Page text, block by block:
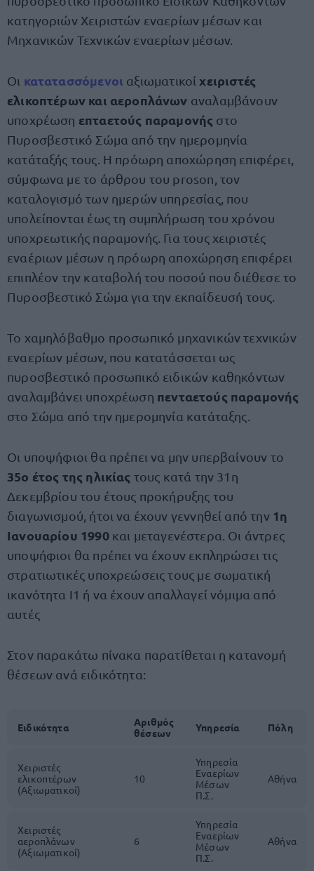
κατηγοριών Χειριστών εναερίων μέσων και
Μηχανικών Τεχνικών εναερίων μέσων.
Οι κατατασσόμενοι αξιωματικοί χειριστές
ελικοπτέρων και αεροπλάνων αναλαμβάνουν
υποχρέωση επταετούς παραμονής στο
Πυροσβεστικό Σώμα από την ημερομηνία
κατάταξής τους. Η πρόωρη αποχώρηση επιφέρει,
σύμφωνα με το άρθρου του proson, τον
καταλογισμό των ημερών υπηρεσίας, που
υπολείπονται έως τη συμπλήρωση του χρόνου
υποχρεωτικής παραμονής. Για τους χειριστές
εναέριων μέσων η πρόωρη αποχώρηση επιφέρει
επιπλέον την καταβολή του ποσού που διέθεσε το
Πυροσβεστικό Σώμα για την εκπαίδευσή τους.
Το χαμηλόβαθμο προσωπικό μηχανικών τεχνικών
εναερίων μέσων, που κατατάσσεται ως
πυροσβεστικό προσωπικό ειδικών καθηκόντων
αναλαμβάνει υποχρέωση πενταετούς παραμονής
στο Σώμα από την ημερομηνία κατάταξης.
Οι υποψήφιοι θα πρέπει να μην υπερβαίνουν το
35ο έτος της ηλικίας τους κατά την 31η
Δεκεμβρίου του έτους προκήρυξης του
διαγωνισμού, ήτοι να έχουν γεννηθεί από την 1η
Ιανουαρίου 1990και μεταγενέστερα. Οι άντρες
υποψήφιοι θα πρέπει να έχουν εκπληρώσει τις
στρατιωτικές υποχρεώσεις τους με σωματική
ικανότητα Ι1 ή να έχουν απαλλαγεί νόμιμα από
αυτές
Στον παρακάτω πίνακα παρατίθεται η κατανομή
θέσεων ανά ειδικότητα:
Ειδικότητα
Αριθμός
θέσεων
Υπηρεσία Πόλη
Χειριστές
ελικοπτέρων
(Αξιωματικοί)
10
Υπηρεσία
Εναερίων
Μέσων
Π.Σ.
Αθήνα
Χειριστές
αεροπλάνων
(Αξιωματικοί)
6
Υπηρεσία
Εναερίων
Μέσων
Π.Σ.
Αθήνα